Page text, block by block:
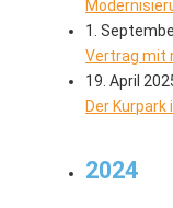
1.
Vertrag mit
19. April
Der
2024